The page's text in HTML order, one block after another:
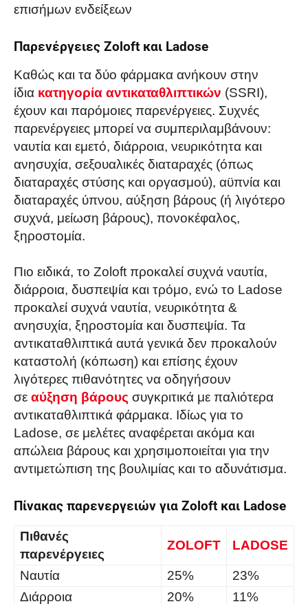
επισήμων ενδείξεων
Παρενέργειες Zoloft και Ladose
Καθώς και τα δύο φάρμακα ανήκουν στην
ίδια κατηγορία αντικαταθλιπτικών (SSRI),
έχουν και παρόμοιες παρενέργειες. Συχνές
παρενέργειες μπορεί να συμπεριλαμβάνουν:
ναυτία και εμετό, διάρροια, νευρικότητα και
ανησυχία, σεξουαλικές διαταραχές (όπως
διαταραχές στύσης και οργασμού), αϋπνία και
διαταραχές ύπνου, αύξηση βάρους (ή λιγότερο
συχνά, μείωση βάρους), πονοκέφαλος,
ξηροστομία.
Πιο ειδικά, το Zoloft προκαλεί συχνά ναυτία,
διάρροια, δυσπεψία και τρόμο, ενώ το Ladose
προκαλεί συχνά ναυτία, νευρικότητα &
ανησυχία, ξηροστομία και δυσπεψία. Τα
αντικαταθλιπτικά αυτά γενικά δεν προκαλούν
καταστολή (κόπωση) και επίσης έχουν
λιγότερες πιθανότητες να οδηγήσουν
σε αύξηση βάρους συγκριτικά με παλιότερα
αντικαταθλιπτικά φάρμακα. Ιδίως για το
Ladose, σε μελέτες αναφέρεται ακόμα και
απώλεια βάρους και χρησιμοποιείται για την
αντιμετώπιση της βουλιμίας και το αδυνάτισμα.
Πίνακας παρενεργειών για Zoloft και Ladose
Πιθανές
παρενέργειες
ZOLOFT LADOSE
Ναυτία 25%
23%
Διάρροια
20% 11%